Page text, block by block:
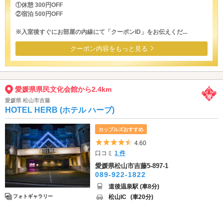
①休憩 300円OFF
②宿泊 500円OFF
※入室後すぐにお部屋の内線にて「クーポンID」をお伝えくだ...
クーポン内容をもっと見る
愛媛県県民文化会館から2.4km
愛媛県 松山市吉藤
HOTEL HERB (ホテル ハーブ)
フォトギャラリー
カップルズおすすめ
5つ星のうち4.5
4.60
口コミ1 件
愛媛県松山市吉藤5-897-1
089-922-1822
道後温泉駅 (車8分)
松山IC (車20分)